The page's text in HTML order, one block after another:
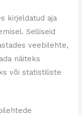
kirjeldatud aja
Selliseid
veebilehte,
näiteks
või statistiliste